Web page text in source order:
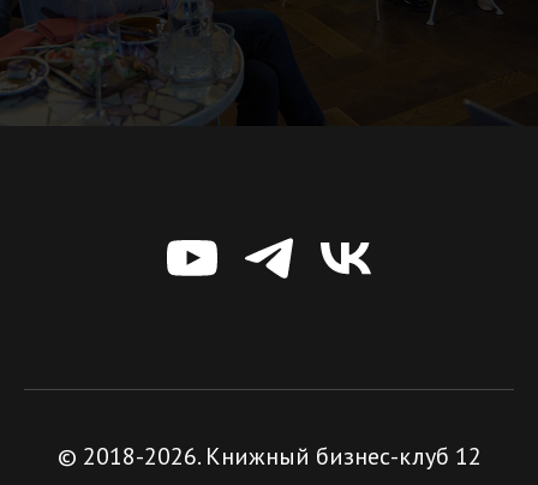
© 2018-2026. Книжный бизнес-клуб 12